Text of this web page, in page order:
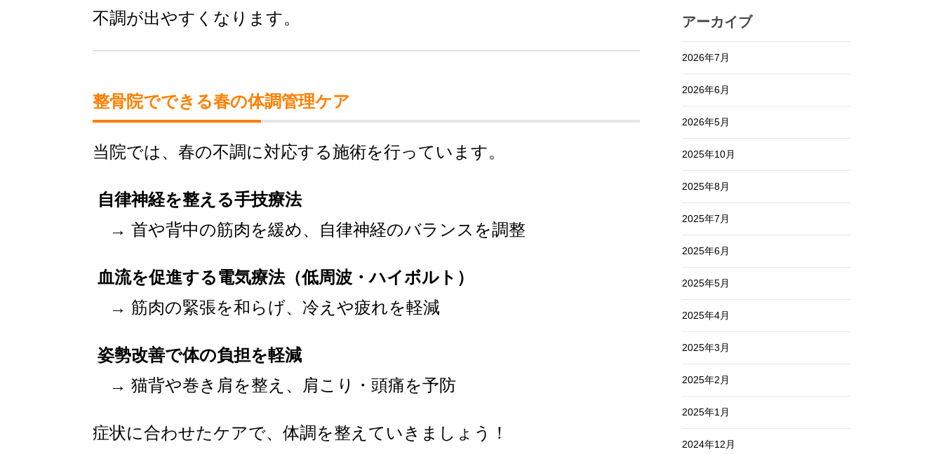
不調が出やすくなります。
整骨院でできる春の体調管理ケア
当院では、春の不調に対応する施術を行っています。
自律神経を整える手技療法
→ 首や背中の筋肉を緩め、自律神経のバランスを調整
血流を促進する電気療法（低周波・ハイボルト）
→ 筋肉の緊張を和らげ、冷えや疲れを軽減
姿勢改善で体の負担を軽減
→ 猫背や巻き肩を整え、肩こり・頭痛を予防
症状に合わせたケアで、体調を整えていきましょう！
アーカイブ
2026年7月
2026年6月
2026年5月
2025年10月
2025年8月
2025年7月
2025年6月
2025年5月
2025年4月
2025年3月
2025年2月
2025年1月
2024年12月